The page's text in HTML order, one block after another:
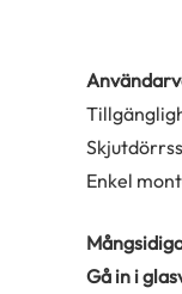
Enkel
Gå in i